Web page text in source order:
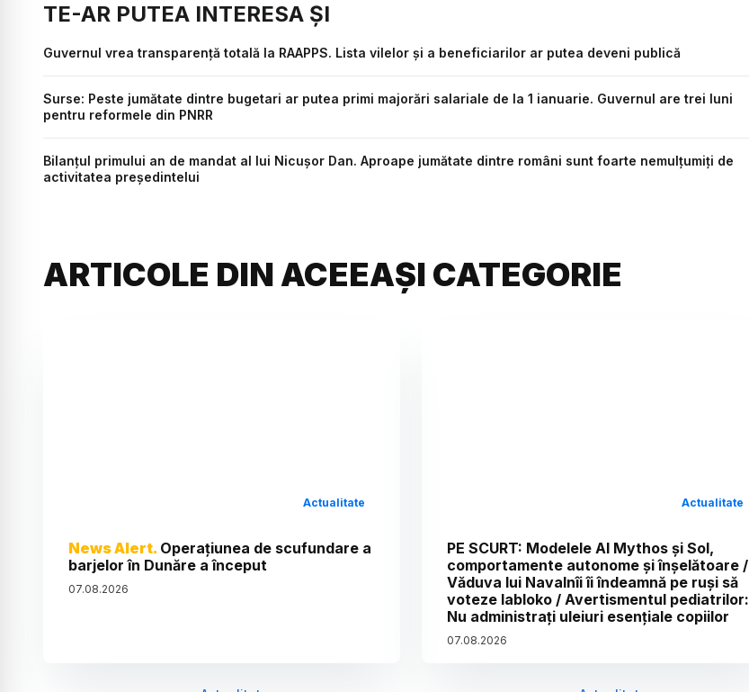
TE-AR PUTEA INTERESA ȘI
Guvernul vrea transparență totală la RAAPPS. Lista vilelor și a beneficiarilor ar putea deveni publică
Surse: Peste jumătate dintre bugetari ar putea primi majorări salariale de la 1 ianuarie. Guvernul are trei luni
pentru reformele din PNRR
Bilanțul primului an de mandat al lui Nicușor Dan. Aproape jumătate dintre români sunt foarte nemulțumiți de
activitatea președintelui
ARTICOLE DIN ACEEAȘI CATEGORIE
Actualitate
News Alert. Operațiunea de scufundare a
barjelor în Dunăre a început
07.08.2026
Actualitate
PE SCURT: Modelele AI Mythos și Sol,
comportamente autonome și înșelătoare /
Văduva lui Navalnîi îi îndeamnă pe ruși să
voteze Iabloko / Avertismentul pediatrilor:
Nu administrați uleiuri esențiale copiilor
07.08.2026